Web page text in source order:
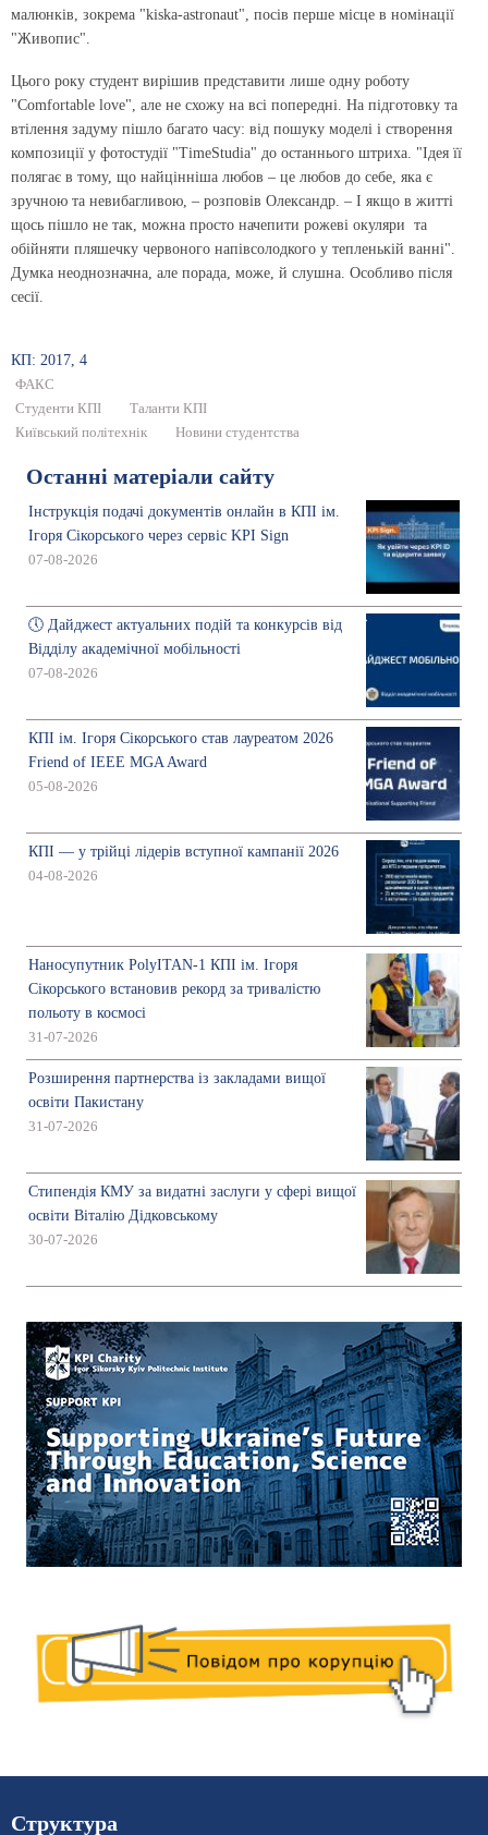
малюнків, зокрема "kiska-astronaut", посів перше місце в номінації
"Живопис".
Цього року студент вирішив представити лише одну роботу
"Comfortable love", але не схожу на всі попередні. На підготовку та
вті­лення задуму пішло багато часу: від пошуку моделі і створення
композиції у фотостудії "TimeStudia" до останнього штриха. "Ідея її
полягає в тому, що найцінніша любов – це любов до себе, яка є
зручною та невибагливою, – розповів Олександр. – І якщо в житті
щось пішло не так, можна просто начепити рожеві окуляри та
обійняти пляшечку червоного напівсолодкого у тепленькій ванні".
Думка неоднозначна, але порада, може, й слушна. Особливо після
сесії.
КП: 2017, 4
ФАКС
Студенти КПІ
Таланти КПІ
Київський політехнік
Новини студентства
Останні матеріали сайту
Інструкція подачі документів онлайн в КПІ ім.
Ігоря Сікорського через сервіс KPI Sign
07-08-2026
🕔 Дайджест актуальних подій та конкурсів від
Відділу академічної мобільності
07-08-2026
КПІ ім. Ігоря Сікорського став лауреатом 2026
Friend of IEEE MGA Award
05-08-2026
КПІ — у трійці лідерів вступної кампанії 2026
04-08-2026
Наносупутник PolyITAN-1 КПІ ім. Ігоря
Сікорського встановив рекорд за тривалістю
польоту в космосі
31-07-2026
Розширення партнерства із закладами вищої
освіти Пакистану
31-07-2026
Стипендія КМУ за видатні заслуги у сфері вищої
освіти Віталію Дідковському
30-07-2026
Структура